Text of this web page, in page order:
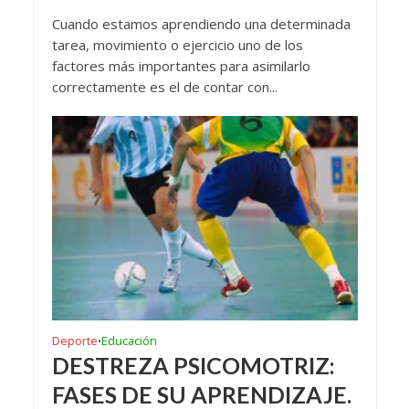
Cuando estamos aprendiendo una determinada
tarea, movimiento o ejercicio uno de los
factores más importantes para asimilarlo
correctamente es el de contar con...
Deporte•Educación
DESTREZA PSICOMOTRIZ:
FASES DE SU APRENDIZAJE.